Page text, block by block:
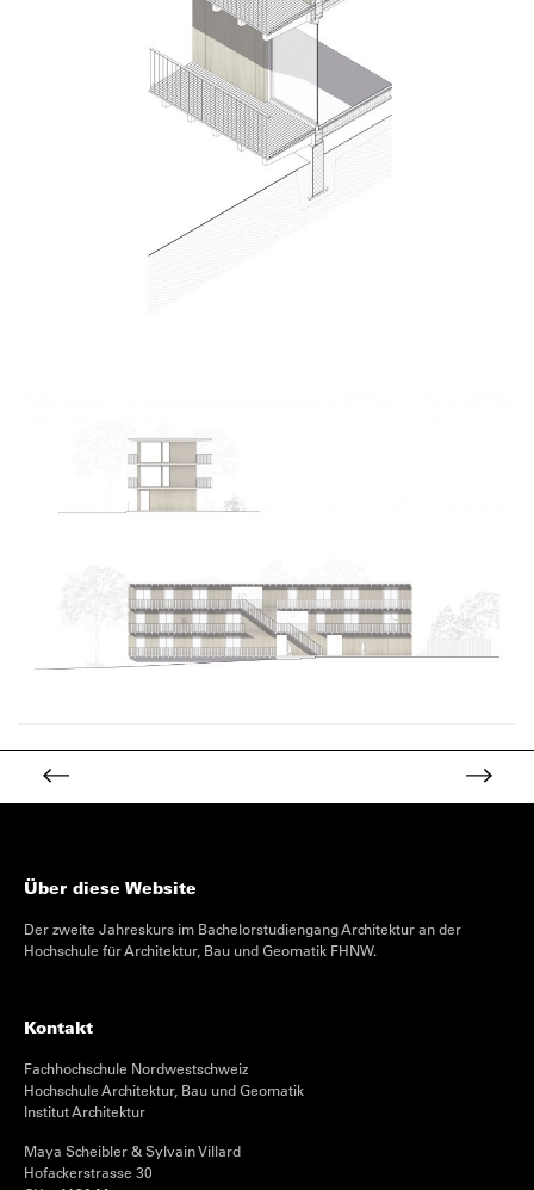
Über diese Website
Der zweite Jahreskurs im Bachelorstudiengang Architektur an der
Hochschule für Architektur, Bau und Geomatik FHNW.
Kontakt
Fachhochschule Nordwestschweiz
Hochschule Architektur, Bau und Geomatik
Institut Architektur
Maya Scheibler & Sylvain Villard
Hofackerstrasse 30